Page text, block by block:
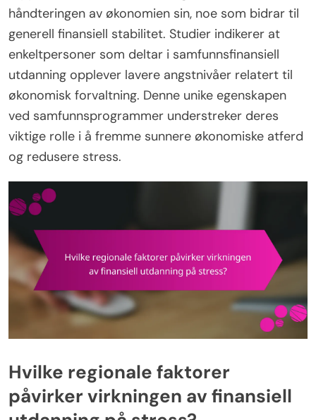
håndteringen av økonomien sin, noe som bidrar til
generell finansiell stabilitet. Studier indikerer at
enkeltpersoner som deltar i samfunnsfinansiell
utdanning opplever lavere angstnivåer relatert til
økonomisk forvaltning. Denne unike egenskapen
ved samfunnsprogrammer understreker deres
viktige rolle i å fremme sunnere økonomiske atferd
og redusere stress.
Hvilke regionale faktorer
påvirker virkningen av finansiell